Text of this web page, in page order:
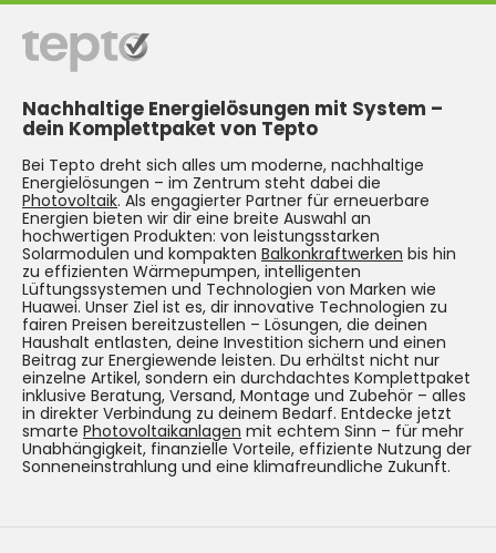
Nachhaltige Energielösungen mit System –
dein Komplettpaket von Tepto
Bei Tepto dreht sich alles um moderne, nachhaltige
Energielösungen – im Zentrum steht dabei die
Photovoltaik. Als engagierter Partner für erneuerbare
Energien bieten wir dir eine breite Auswahl an
hochwertigen Produkten: von leistungsstarken
Solarmodulen und kompakten Balkonkraftwerken bis hin
zu effizienten Wärmepumpen, intelligenten
Lüftungssystemen und Technologien von Marken wie
Huawei. Unser Ziel ist es, dir innovative Technologien zu
fairen Preisen bereitzustellen – Lösungen, die deinen
Haushalt entlasten, deine Investition sichern und einen
Beitrag zur Energiewende leisten. Du erhältst nicht nur
einzelne Artikel, sondern ein durchdachtes Komplettpaket
inklusive Beratung, Versand, Montage und Zubehör – alles
in direkter Verbindung zu deinem Bedarf. Entdecke jetzt
smarte Photovoltaikanlagen mit echtem Sinn – für mehr
Unabhängigkeit, finanzielle Vorteile, effiziente Nutzung der
Sonneneinstrahlung und eine klimafreundliche Zukunft.